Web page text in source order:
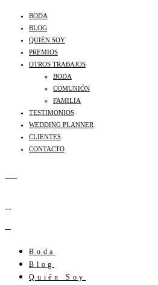
BODA
BLOG
QUIÉN SOY
PREMIOS
OTROS TRABAJOS
BODA
COMUNIÓN
FAMILIA
TESTIMONIOS
WEDDING PLANNER
CLIENTES
CONTACTO
Boda
Blog
Quién Soy